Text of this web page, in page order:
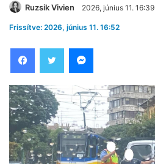
Ruzsik Vivien 2026, június 11. 16:39
Frissítve: 2026, június 11. 16:52